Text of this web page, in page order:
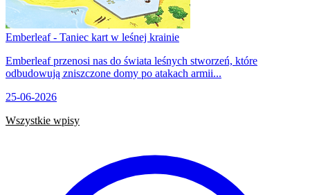
Emberleaf - Taniec kart w leśnej krainie
Emberleaf przenosi nas do świata leśnych stworzeń, które
odbudowują zniszczone domy po atakach armii...
25-06-2026
Wszystkie wpisy